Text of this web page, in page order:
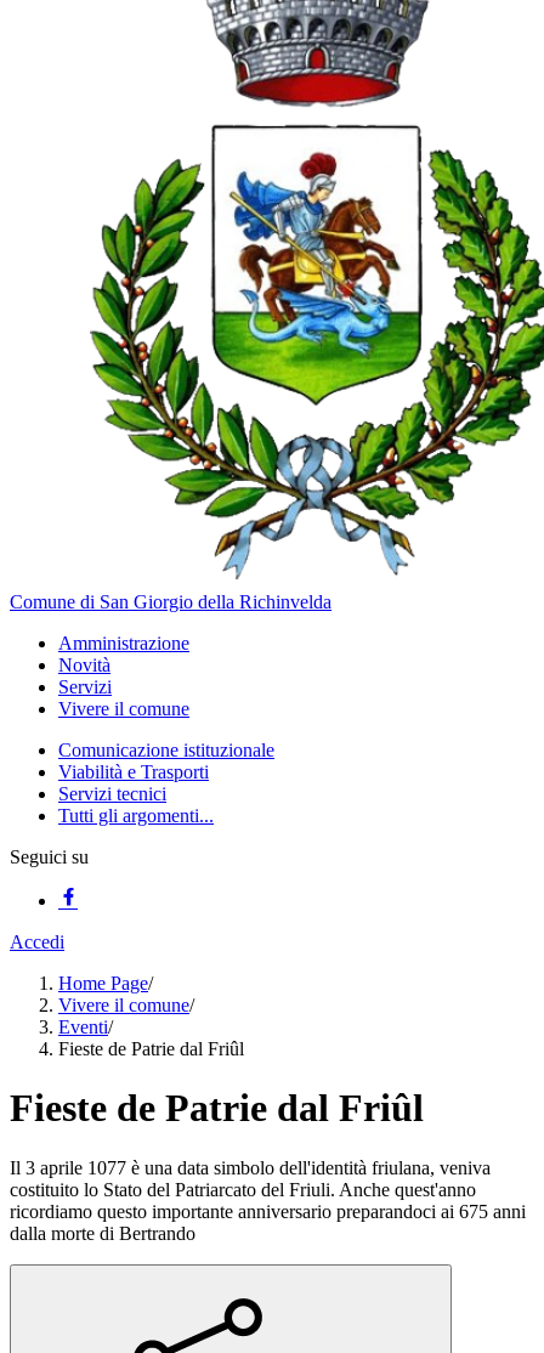
Comune di San Giorgio della Richinvelda
Amministrazione
Novità
Servizi
Vivere il comune
Comunicazione istituzionale
Viabilità e Trasporti
Servizi tecnici
Tutti gli argomenti...
Seguici su
Accedi
Home Page/
Vivere il comune/
Eventi/
Fieste de Patrie dal Friûl
Fieste de Patrie dal Friûl
Il 3 aprile 1077 è una data simbolo dell'identità friulana, veniva
costituito lo Stato del Patriarcato del Friuli. Anche quest'anno
ricordiamo questo importante anniversario preparandoci ai 675 anni
dalla morte di Bertrando